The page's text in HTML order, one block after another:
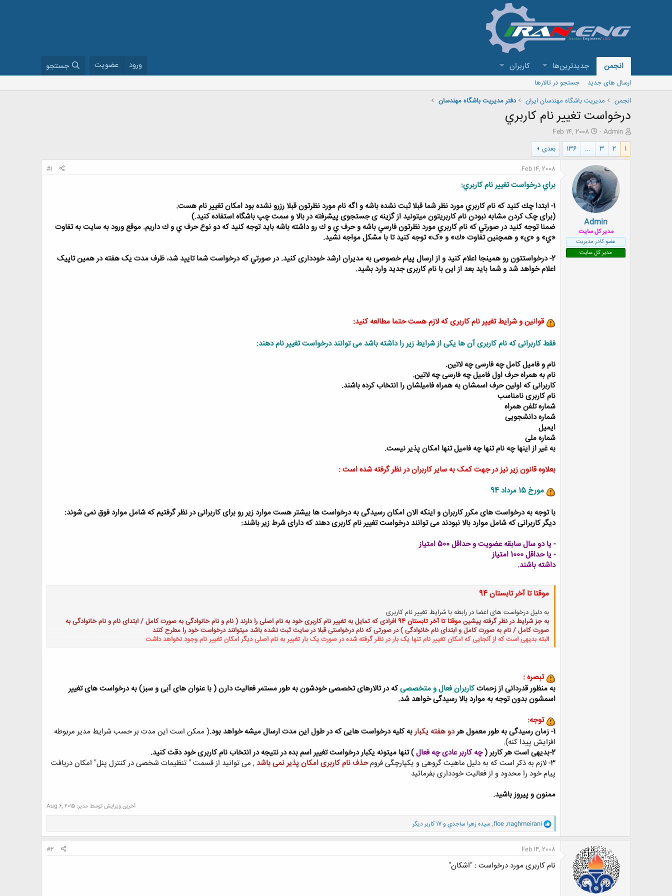
انجمن جدیدترین‌ها کاربران ورود عضویت جستجو
ارسال های جدید
جستجو در تالارها
انجمن
مدیریت باشگاه مهندسان ایران دفتر مديريت باشگاه مهندسان
درخواست تغيير نام كاربري
ش
ر
ع
و
ع
Admin
ت
ا
ر
ی
خ
ش
ر
و
ع
Feb 14, 2008
1
2
3
...
136 بعدی
Admin
مدیر کل سایت
عضو کادر مدیریت
مدیر کل سایت
Feb 14, 2008
#1
براي درخواست تغيير نام كاربري:
1- ابتدا چك كنيد كه نام كاربري مورد نظر شما قبلا ثبت نشده باشه و اگه نام مورد نظرتون قبلا رزرو نشده بود امكان تغيير نام هست.
(برای چک کردن مشابه نبودن نام کاربریتون میتونید از گزینه ی جستجوی پیشرفته در بالا و سمت چپ باشگاه استفاده کنید.)
ضمنا توجه كنيد در صورتي كه نام كاربري مورد نظرتون فارسي باشه و حرف ي و ك رو داشته باشه بايد توجه كنيد كه دو نوع حرف ي و ك داريم. موقع ورود به سايت به تفاوت
«ي» و «ی» و همچنين تفاوت «ك» و «ک» توجه كنيد تا با مشكل مواجه نشيد.
2- درخواستتون رو همينجا اعلام كنيد و از ارسال پیام خصوصی به مدیران ارشد خودداری کنید. در صورتي كه درخواست شما تاييد شد، ظرف مدت یک هفته در همین تاپیک
اعلام خواهد شد و شما باید بعد از این با نام کاربری جدید وارد بشید.
قوانین و شرایط تغییر نام کاربری که لازم هست حتما مطالعه کنید:
فقط کاربرانی که نام کاربری آن ها یکی از شرایط زیر را داشته باشد می توانند درخواست تغییر نام دهند:
نام و فامیل کامل چه فارسی چه لاتین.
نام به همراه حرف اول فامیل چه فارسی چه لاتین.
کاربرانی که اولین حرف اسمشان به همراه فامیلشان را انتخاب کرده باشند.
نام کاربری نامناسب
شماره تلفن همراه
شماره دانشجویی
ایمیل
شماره ملی
به غیر از اینها چه نام تنها چه فامیل تنها امکان پذیر نیست.
بعلاوه قانون زیر نیز در جهت کمک به سایر کاربران در نظر گرفته شده است :
مورخ 15 مرداد 94
با توجه به درخواست های مکرر کاربران و اینکه الان امکان رسیدگی به درخواست ها بیشتر هست موارد زیر رو برای کاربرانی در نظر گرفتیم که شامل موارد فوق نمی شوند:
دیگر کاربرانی که شامل موارد بالا نبودند می توانند درخواست تغییر نام کاربری دهند که دارای شرط زیر باشند:
- یا دو سال سابقه عضویت و حداقل 500 امتیاز
- یا حداقل 1000 امتیاز
داشته باشند.
موقتا تا آخر تابستان 94
به دلیل درخواست های اعضا در رابطه با شرایط تغییر نام کاربری
به جز شرایط در نظر گرفته پیشینموقتا تا آخر تابستان 94
افرادی که تمایل به تغییر نام کاربری خود به نام اصلی را دارند ( نام و نام خانوادگی به صورت کامل / ابتدای نام و نام خانوادگی به
صورت کامل / نام به صورت کامل و ابتدای نام خانوادگی ) در صورتی که نام درخواستی قبلا در سایت ثبت نشده باشد میتوانند درخواست خود را مطرح کنند
البته بدیهی است که از آنجایی که امکان تغییر نام تنها یک بار در نظر گرفته شده در صورت یک بار تغییر به نام اصلی دیگر امکان تغییر نام وجود نخواهد داشت
تبصره :
به منظور قدردانی از زحماتکاربران فعال و متخصصیکه در تالارهای تخصصی خودشون به طور مستمر فعالیت دارن ( با عنوان های آبی و سبز) به درخواست های تغییر
اسمشون بدون توجه به موارد بالا رسیدگی خواهد شد.
توجه:
1- زمان رسیدگی به طور معمول هر
دو هفته یکباربه کلیه درخواست هایی که در طول این مدت ارسال میشه خواهد بود.( ممکن است این مدت بر حسب شرایط مدیر مربوطه
افزایش پیدا کنه).
2-بدیهی است هر کاربر (
چه کاربر عادی چه فعال) تنها میتونه یکبار درخواست تغییر اسم بده در نتیجه در انتخاب نام کاربری خود دقت کنید.
3- لازم به ذکر است که به دلیل ماهیت گروهی و یکپارچگی فروم
حذف نام کاربری امکان پذیر نمی باشد , می توانید از قسمت " تنظیمات شخصی در کنترل پنل" امکان دریافت
پیام خود را محدود و از فعالیت خودداری بفرمائید
ممنون و پیروز باشيد.
آخرین ویرایش توسط مدیر: Aug 6, 2015
و
ا
ک
ن
ش
ه
ا
naghmeirani
,
floe
, سيده زهرا ساجدي و 17 کاربر دیگر
Feb 14, 2008
#2
نام کاربری مورد درخواست : "اشکان"